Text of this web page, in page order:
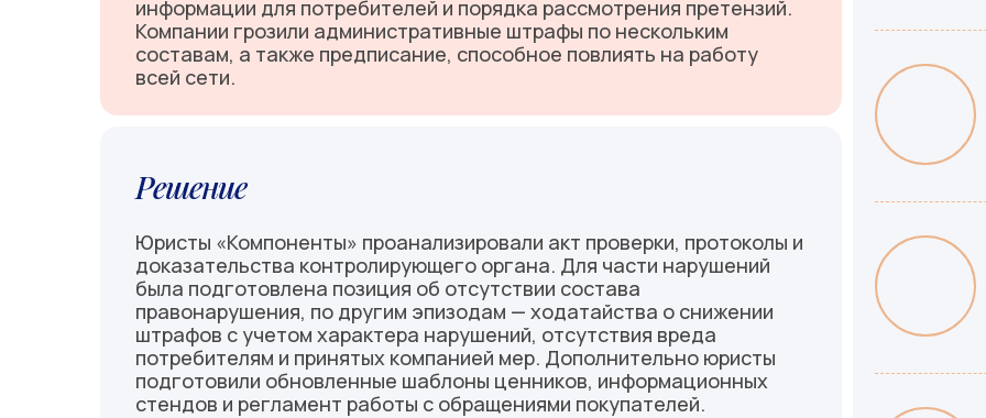
информации для потребителей и порядка рассмотрения претензий.
Компании грозили административные штрафы по нескольким
составам, а также предписание, способное повлиять на работу
всей сети.
Решение
Юристы «Компоненты» проанализировали акт проверки, протоколы и
доказательства контролирующего органа. Для части нарушений
была подготовлена позиция об отсутствии состава
правонарушения, по другим эпизодам — ходатайства о снижении
штрафов с учетом характера нарушений, отсутствия вреда
потребителям и принятых компанией мер. Дополнительно юристы
подготовили обновленные шаблоны ценников, информационных
стендов и регламент работы с обращениями покупателей.